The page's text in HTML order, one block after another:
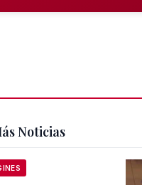
Noticias